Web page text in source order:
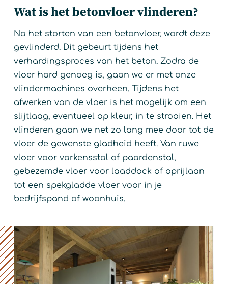
Wat is het betonvloer vlinderen?
Na het storten van een betonvloer, wordt deze
gevlinderd. Dit gebeurt tijdens het
verhardingsproces van het beton. Zodra de
vloer hard genoeg is, gaan we er met onze
vlindermachines overheen. Tijdens het
afwerken van de vloer is het mogelijk om een
slijtlaag, eventueel op kleur, in te strooien. Het
vlinderen gaan we net zo lang mee door tot de
vloer de gewenste gladheid heeft. Van ruwe
vloer voor varkensstal of paardenstal,
gebezemde vloer voor laaddock of oprijlaan
tot een spekgladde vloer voor in je
bedrijfspand of woonhuis.